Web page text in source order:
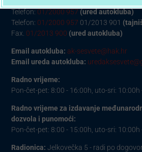
Telefon: 01/2000 957 (ured autokluba)
Telefon: 01/2000 957 01/2013 901
Fax. 01/2013 900 (ured autokluba)
Email autokluba: ak-sesvete@hak.hr
Email ureda autokluba:
Radno vrijeme:
Pon-čet-pet: 8:00 - 16:00h, uto-sri: 10:00h
Radno vrijeme za izdavanje
dozvola i punomoći:
Pon-čet-pet: 8:00 - 15:00h, uto-sri: 10:00h
Radionica:Jelkovečka 5 - radi po